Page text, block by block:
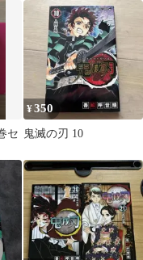
セ
¥350
鬼滅の刃 10